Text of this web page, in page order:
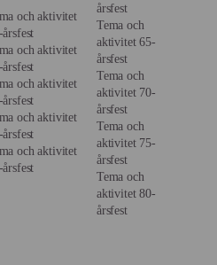
och aktivitet
och aktivitet
och aktivitet
och aktivitet
årsfest
och aktivitet
årsfest
årsfest
Tema och
aktivitet 65-
årsfest
Tema och
aktivitet 70-
årsfest
Tema och
aktivitet 75-
årsfest
Tema och
aktivitet 80-
årsfest